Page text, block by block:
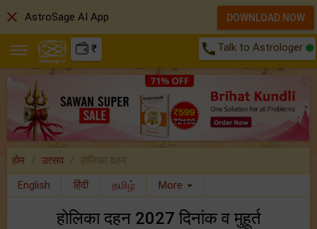
₹ call Talk to Astrologer
होम उत्सव
होलिका दहन
English
हिंदी தமிழ் More
होलिका दहन 2027 दिनांक व मुहूर्त
close AstroSage AI App DOWNLOAD NOW